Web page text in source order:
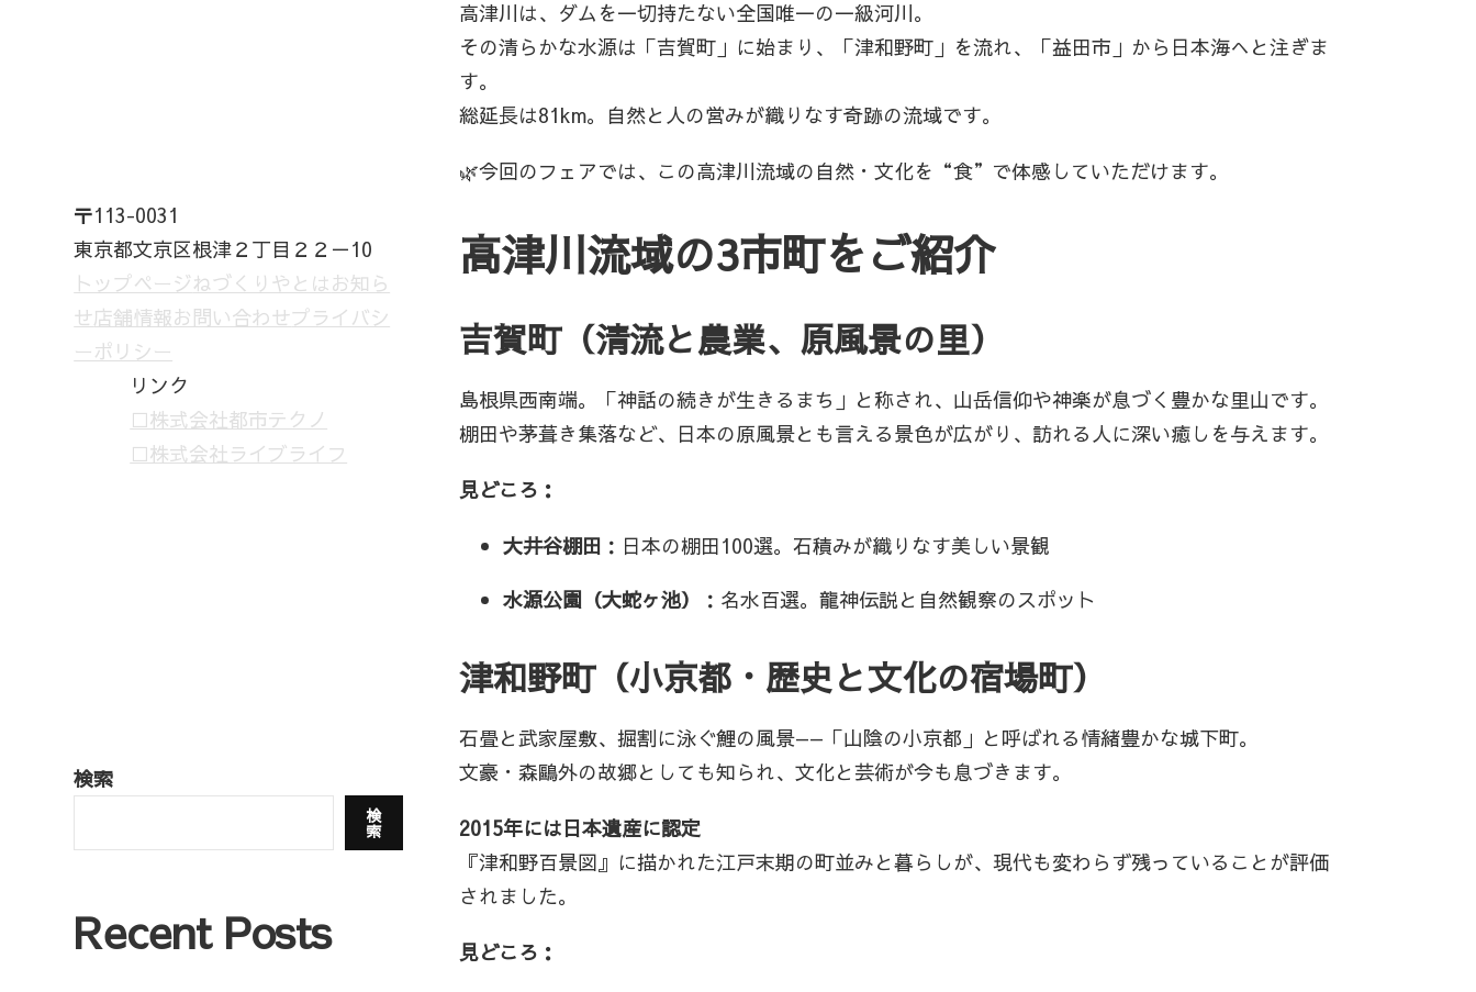
高津川は、ダムを一切持たない全国唯一の一級河川。
その清らかな水源は「吉賀町」に始まり、「津和野町」を流れ、「益田市」から日本海へと注ぎま
す。
総延長は81km。自然と人の営みが織りなす奇跡の流域です。
🌿今回のフェアでは、この高津川流域の自然・文化を“食”で体感していただけます。
高津川流域の3市町をご紹介
吉賀町（清流と農業、原風景の里）
島根県西南端。「神話の続きが生きるまち」と称され、山岳信仰や神楽が息づく豊かな里山です。
棚田や茅葺き集落など、日本の原風景とも言える景色が広がり、訪れる人に深い癒しを与えます。
見どころ：
大井谷棚田 ：日本の棚田100選。石積みが織りなす美しい景観
水源公園（大蛇ヶ池）
：名水百選。龍神伝説と自然観察のスポット
津和野町（小京都・歴史と文化の宿場町）
石畳と武家屋敷、掘割に泳ぐ鯉の風景——「山陰の小京都」と呼ばれる情緒豊かな城下町。
文豪・森鷗外の故郷としても知られ、文化と芸術が今も息づきます。
2015年には日本遺産に認定
『津和野百景図』に描かれた江戸末期の町並みと暮らしが、現代も変わらず残っていることが評価
されました。
見どころ：
〒113-0031
東京都文京区根津２丁目２２－10
トップページねづくりやとはお知ら
せ店舗情報お問い合わせプライバシ
ーポリシー
リンク
□株式会社都市テクノ
□株式会社ライブライフ
検索
検
索
Recent Posts